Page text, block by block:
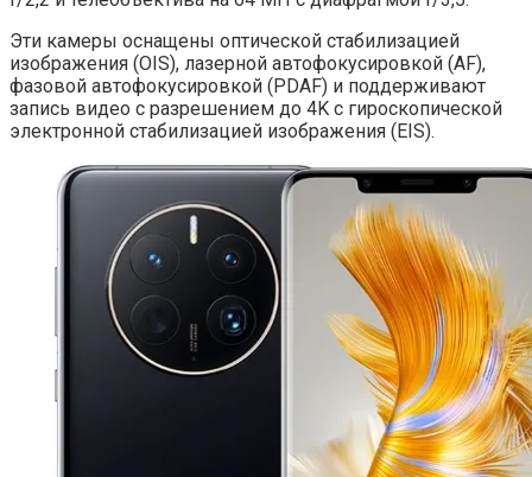
Эти камеры оснащены оптической стабилизацией
изображения (OIS), лазерной автофокусировкой (AF),
фазовой автофокусировкой (PDAF) и поддерживают
запись видео с разрешением до 4K с гироскопической
электронной стабилизацией изображения (EIS).